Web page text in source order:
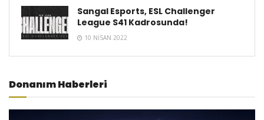
Sangal Esports, ESL Challenger
League S41 Kadrosunda!
10 NISAN 2022
Donanım Haberleri